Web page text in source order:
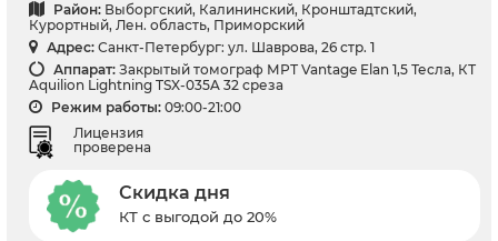
Район: Выборгский, Калининский, Кронштадтский,
Курортный, Лен. область, Приморский
Адрес: Санкт-Петербург: ул. Шаврова, 26 стр. 1
Аппарат: Закрытый томограф МРТ Vantage Elan 1,5 Тесла, КТ
Aquilion Lightning TSX-035A 32 среза
Режим работы: 09:00-21:00
Лицензия
проверена
Скидка дня
КТ с выгодой до 20%